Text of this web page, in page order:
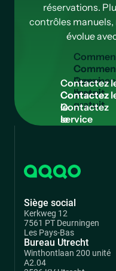
réservations.
contrôles
évolue
Commen
l'essai
gratuit
Contactezl
Contactez
le
service
Siège social
Kerkweg 12
7561 PT Deurningen
Les Pays-Bas
Bureau Utrecht
Winthontlaan 200 unité
A2.04